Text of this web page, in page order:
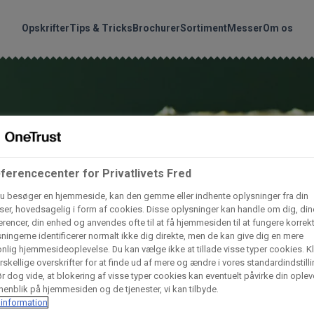
OpskrifterTips & TricksBrochurerSortimentMesserOm os
Søg
vores produkter
Dagrofa Foodservice
INCO Cash & Carry L. C. Lauritzen A/
Vaffelexpressen Vaffelgrossisten
Gem dine favoritter!
ikke en eneste opskrift gå tabt! Opret en profil nu og start din
medlem af Odense Marcipan's professionelle fællesskab og
adgang til dine gemte opskrifter og produkter - når som helst,
hvor som helst.
Log ind Opret profil
for Privatlivets Fred
besøger en hjemmeside, kan den gemme eller indhente oplysninger fra din
hovedsagelig i form af cookies. Disse oplysninger kan handle om dig,
din enhed og anvendes ofte til at få hjemmesiden til at fungere
identificerer normalt ikke dig direkte, men de kan give dig en mere
hjemmesideoplevelse. Du kan vælge ikke at tillade visse typer cookies.
overskrifter for at finde ud af mere og ændre i vores
dog vide, at blokering af visse typer cookies kan eventuelt påvirke din
på hjemmesiden og de tjenester, vi kan tilbyde.